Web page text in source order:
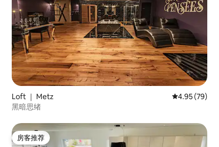
Loft ｜ Metz 平均评分
4.95 (79)
黑暗思绪
房客推荐
房客推荐